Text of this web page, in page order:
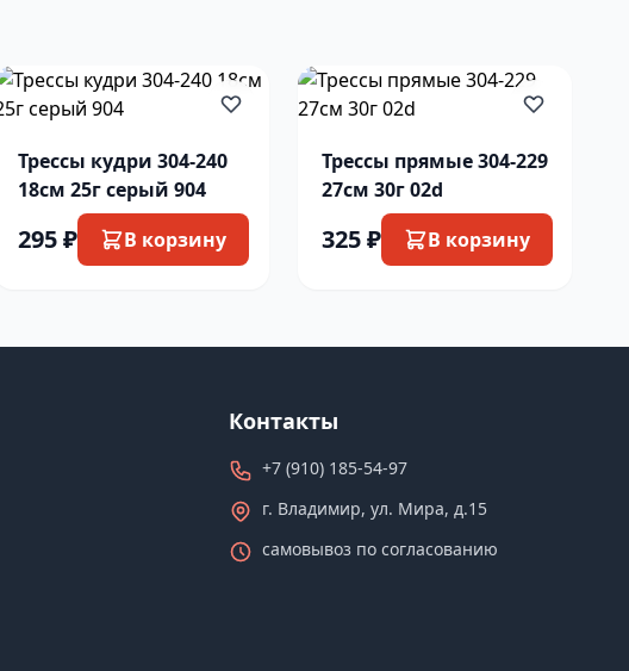
Трессы кудри 304-240
18см 25г серый 904
295 ₽ В корзину
Трессы прямые 304-229
27см 30г 02d
325 ₽ В корзину
Контакты
+7 (910) 185-54-97
г. Владимир, ул. Мира, д.15
самовывоз по согласованию